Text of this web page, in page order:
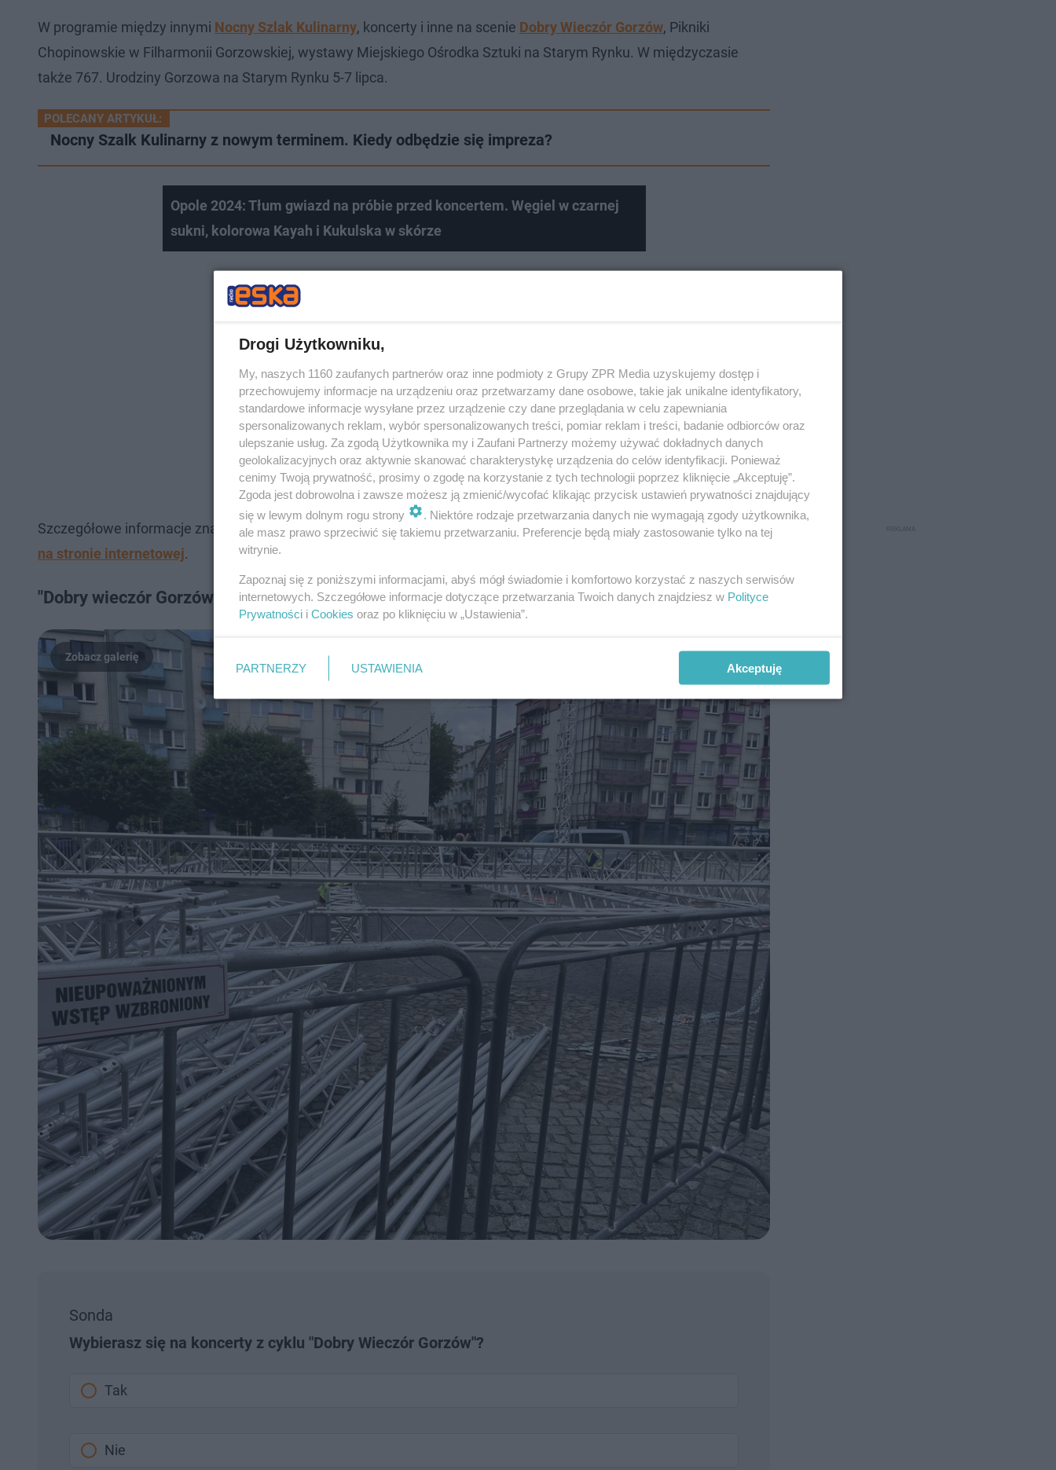
W programie między innymi Nocny Szlak Kulinarny, koncerty i inne na scenie Dobry Wieczór Gorzów, Pikniki
Chopinowskie w Filharmonii Gorzowskiej, wystawy Miejskiego Ośrodka Sztuki na Starym Rynku. W międzyczasie
także 767. Urodziny Gorzowa na Starym Rynku 5-7 lipca.
POLECANY ARTYKUŁ:
Nocny Szalk Kulinarny z nowym terminem. Kiedy odbędzie się impreza?
Opole 2024: Tłum gwiazd na próbie przed koncertem. Węgiel w czarnej
sukni, kolorowa Kayah i Kukulska w skórze
Szczegółowe informacje znajdziecieTUTAJ.Jeśli chodzi o sam cykl Dobry Wieczór Gorzów, to informacje znajdują sie
na stronie internetowej.
"Dobry wieczór Gorzów". Wkrótce stanie scena w centrum miasta
8
Sonda
Wybierasz się na koncerty z cyklu "Dobry Wieczór Gorzów"?
Tak
Nie
Drogi Użytkowniku,
My, naszych 1160 zaufanych partnerów oraz inne podmioty z Grupy ZPR Media uzyskujemy dostęp i
przechowujemy informacje na urządzeniu oraz przetwarzamy dane osobowe, takie jak unikalne identyfikatory,
standardowe informacje wysyłane przez urządzenie czy dane przeglądania w celu zapewniania
spersonalizowanych reklam, wybór spersonalizowanych treści, pomiar reklam i treści, badanie odbiorców oraz
ulepszanie usług. Za zgodą Użytkownika my i Zaufani Partnerzy możemy używać dokładnych danych
geolokalizacyjnych oraz aktywnie skanować charakterystykę urządzenia do celów identyfikacji. Ponieważ
cenimy Twoją prywatność, prosimy o zgodę na korzystanie z tych technologii poprzez kliknięcie „Akceptuję”.
Zgoda jest dobrowolna i zawsze możesz ją zmienić/wycofać klikając przycisk ustawień prywatności znajdujący
się w lewym dolnym rogu strony
. Niektóre rodzaje przetwarzania danych nie wymagają zgody użytkownika,
ale masz prawo sprzeciwić się takiemu przetwarzaniu. Preferencje będą miały zastosowanie tylko na tej
witrynie.
Zapoznaj się z poniższymi informacjami, abyś mógł świadomie i komfortowo korzystać z naszych serwisów
internetowych. Szczegółowe informacje dotyczące przetwarzania Twoich danych znajdziesz w Polityce
Prywatności i Cookies oraz po kliknięciu w „Ustawienia”.
PARTNERZY USTAWIENIA Akceptuję